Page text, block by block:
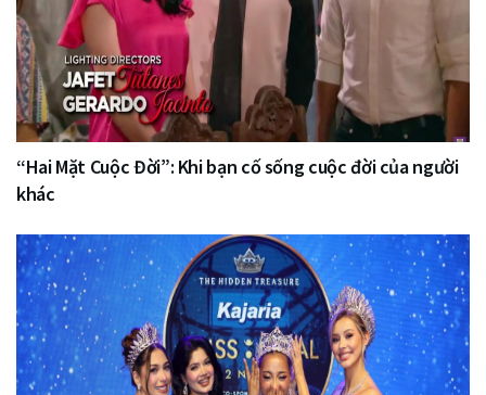
“Hai Mặt Cuộc Đời”: Khi bạn cố sống cuộc đời của người
khác